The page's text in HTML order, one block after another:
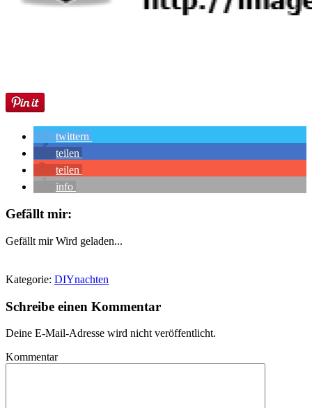
twittern
teilen
teilen
info
Gefällt mir:
Gefällt mir Wird geladen...
Kategorie: DIYnachten
Schreibe einen Kommentar
Deine E-Mail-Adresse wird nicht veröffentlicht.
Kommentar